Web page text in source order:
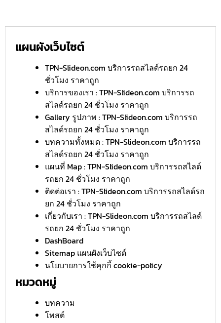
แผนผังเว็บไซต์
TPN-Slideon.com บริการรถสไลด์รถยก 24
ชั่วโมง ราคาถูก
บริการของเรา : TPN-Slideon.com บริการรถ
สไลด์รถยก 24 ชั่วโมง ราคาถูก
Gallery รูปภาพ : TPN-Slideon.com บริการรถ
สไลด์รถยก 24 ชั่วโมง ราคาถูก
บทความทั้งหมด : TPN-Slideon.com บริการรถ
สไลด์รถยก 24 ชั่วโมง ราคาถูก
แผนที่ Map : TPN-Slideon.com บริการรถสไลด์
รถยก 24 ชั่วโมง ราคาถูก
ติดต่อเรา : TPN-Slideon.com บริการรถสไลด์รถ
ยก 24 ชั่วโมง ราคาถูก
เกี่ยวกับเรา : TPN-Slideon.com บริการรถสไลด์
รถยก 24 ชั่วโมง ราคาถูก
DashBoard
Sitemap แผนผังเว็บไซต์
นโยบายการใช้คุกกี้ cookie-policy
หมวดหมู่
บทความ
โพสต์